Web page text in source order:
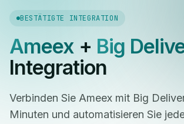
BESTÄTIGTE INTEGRATION
Ameex+ Big
Integration
Verbinden Sie Ameex mit Big
Minuten und automatisieren Sie